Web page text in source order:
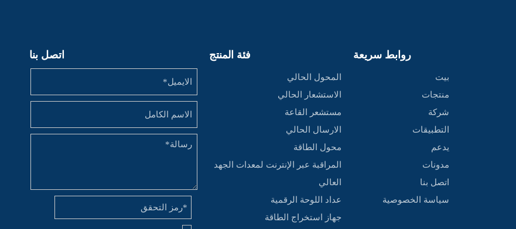
روابط سريعة
بيت
منتجات
شركة
التطبيقات
يدعم
مدونات
اتصل بنا
سياسة الخصوصية
فئة المنتج
المحول الحالي
الاستشعار الحالي
مستشعر القاعة
الارسال الحالي
محول الطاقة
المراقبة عبر الإنترنت لمعدات الجهد
العالي
عداد اللوحة الرقمية
‌جهاز استخراج الطاقة
اتصل بنا